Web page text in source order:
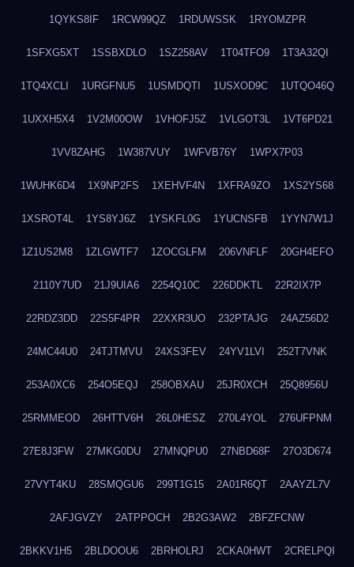
1QYKS8IF 1RCW99QZ 1RDUWSSK 1RYOMZPR
1SFXG5XT 1SSBXDLO 1SZ258AV 1T04TFO9 1T3A32QI
1TQ4XCLI 1URGFNU5 1USMDQTI 1USXOD9C 1UTQO46Q
1UXXH5X4 1V2M00OW 1VHOFJ5Z 1VLGOT3L 1VT6PD21
1VV8ZAHG 1W387VUY 1WFVB76Y 1WPX7P03
1WUHK6D4 1X9NP2FS 1XEHVF4N 1XFRA9ZO 1XS2YS68
1XSROT4L 1YS8YJ6Z 1YSKFL0G 1YUCNSFB 1YYN7W1J
1Z1US2M8 1ZLGWTF7 1ZOCGLFM 206VNFLF 20GH4EFO
2110Y7UD 21J9UIA6 2254Q10C 226DDKTL 22R2IX7P
22RDZ3DD 22S5F4PR 22XXR3UO 232PTAJG 24AZ56D2
24MC44U0 24TJTMVU 24XS3FEV 24YV1LVI 252T7VNK
253A0XC6 254O5EQJ 258OBXAU 25JR0XCH 25Q8956U
25RMMEOD 26HTTV6H 26L0HESZ 270L4YOL 276UFPNM
27E8J3FW 27MKG0DU 27MNQPU0 27NBD68F 27O3D674
27VYT4KU 28SMQGU6 299T1G15 2A01R6QT 2AAYZL7V
2AFJGVZY 2ATPPOCH 2B2G3AW2 2BFZFCNW
2BKKV1H5 2BLDOOU6 2BRHOLRJ 2CKA0HWT 2CRELPQI